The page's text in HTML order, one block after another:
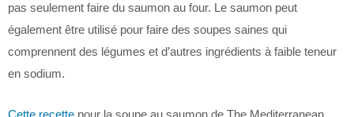
pas seulement faire du saumon au four. Le saumon peut
également être utilisé pour faire des soupes saines qui
comprennent des légumes et d’autres ingrédients à faible teneur
en sodium.
Cette recette pour la soupe au saumon de The Mediterranean